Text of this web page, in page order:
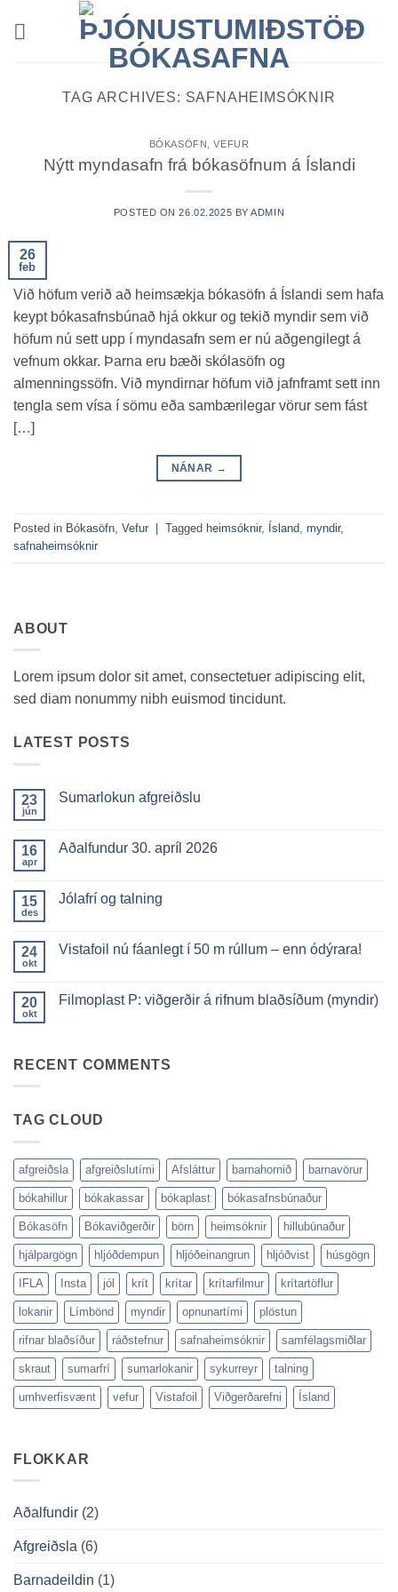
TAG ARCHIVES: SAFNAHEIMSÓKNIR
BÓKASÖFN ,VEFUR
Nýtt myndasafn frá bókasöfnum á Íslandi
POSTED ON26.02.2025 BYADMIN
26
feb
Við höfum verið að heimsækja bókasöfn á Íslandi sem hafa
keypt bókasafnsbúnað hjá okkur og tekið myndir sem við
höfum nú sett upp í myndasafn sem er nú aðgengilegt á
vefnum okkar. Þarna eru bæði skólasöfn og
almenningssöfn. Við myndirnar höfum við jafnframt sett inn
tengla sem vísa í sömu eða sambærilegar vörur sem fást
[…]
NÁNAR →
Posted in Bókasöfn Vefur Tagged heimsóknir, Ísland myndir,
safnaheimsóknir
ABOUT
Lorem ipsum dolor sit amet, consectetuer adipiscing elit,
sed diam nonummy nibh euismod tincidunt.
LATEST POSTS
23
jún
Sumarlokun afgreiðslu
Sumarlokun
16
apr
Aðalfundur 30. apríl 2026
Aðalfundur
15
des
Jólafrí og talning
Jólafrí
24
okt
Vistafoil nú fáanlegt í 50 m rúllum – enn ódýrara!
Vistafoil
m
rúllum
20
okt
Filmoplast P: viðgerðir á rifnum blaðsíðum (myndir)
P:
(myndir)
RECENT COMMENTS
TAG CLOUD
afgreiðsla afgreiðslutími Afsláttur barnahornið barnavörur
bókahillur bókakassar bókaplast bókasafnsbúnaður
Bókasöfn Bókaviðgerðir börn heimsóknir hillubúnaður
hjálpargögn hljóðdempun hljóðeinangrun hljóðvist húsgögn
IFLA Insta jól krít krítar krítarfilmur krítartöflur
lokanir Límbönd myndir opnunartími plöstun
rifnar blaðsíður ráðstefnur safnaheimsóknir samfélagsmiðlar
skraut sumarfrí sumarlokanir sykurreyr talning
umhverfisvænt vefur Vistafoil Viðgerðarefni Ísland
FLOKKAR
Aðalfundir (2)
Afgreiðsla (6)
Barnadeildin (1)